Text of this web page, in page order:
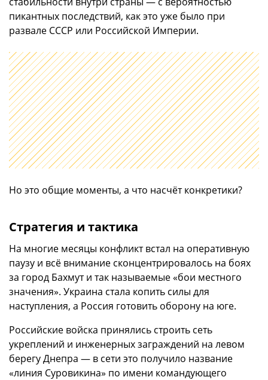
пикантных последствий, как это уже было при
развале СССР или Российской Империи.
Но это общие моменты, а что насчёт конкретики?
Стратегия и тактика
На многие месяцы конфликт встал на оперативную
паузу и всё внимание сконцентрировалось на боях
за город Бахмут и так называемые «бои местного
значения». Украина стала копить силы для
наступления, а Россия готовить оборону на юге.
Российские войска принялись строить сеть
укреплений и инженерных заграждений на левом
берегу Днепра — в сети это получило название
«линия Суровикина» по имени командующего